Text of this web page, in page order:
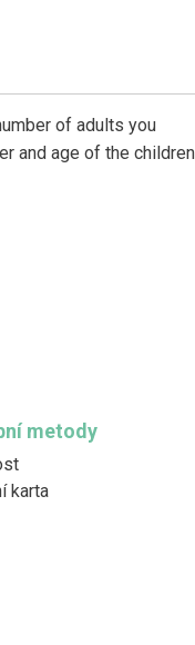
of adults you
and age of the children
metody
karta